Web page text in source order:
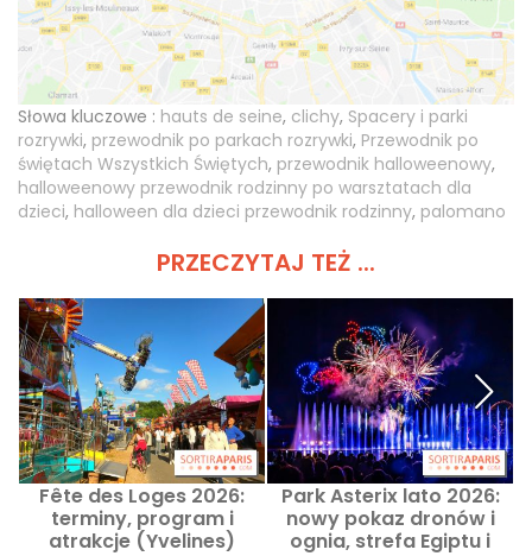
Słowa kluczowe : hauts de seine, clichy, Spacery i parki
rozrywki, przewodnik po parkach rozrywki, Przewodnik po
świętach Wszystkich Świętych, przewodnik halloweenowy,
halloweenowy przewodnik rodzinny po warsztatach dla
dzieci, halloween dla dzieci przewodnik rodzinny, palomano
PRZECZYTAJ TEŻ ...
Fête des Loges 2026:
terminy, program i
atrakcje (Yvelines)
Park Asterix lato 2026:
nowy pokaz dronów i
ognia, strefa Egiptu i